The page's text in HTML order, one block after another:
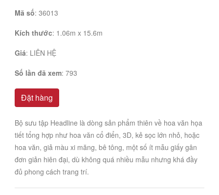
Mã số: 36013
Kích thước: 1.06m x 15.6m
Giá: LIÊN HỆ
Số lần đã xem: 793
Đặt hàng
Bộ sưu tập Headline là dòng sản phẩm thiên về hoa văn họa
tiết tổng hợp như hoa văn cổ điển, 3D, kẻ sọc lớn nhỏ, hoặc
hoa văn, giả màu xi măng, bê tông, một số ít mẫu giấy gân
đơn giản hiên đại, dù không quá nhiều mẫu nhưng khá đầy
đủ phong cách trang trí.